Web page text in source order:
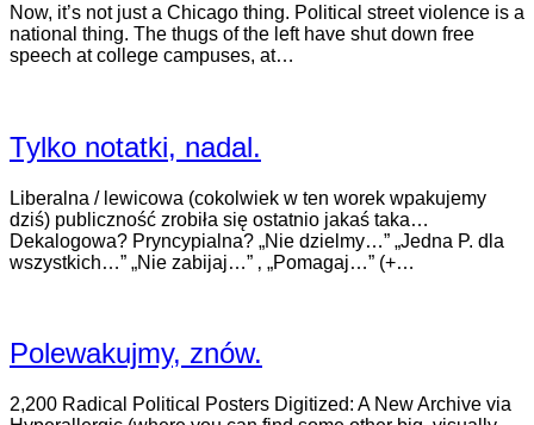
Now, it’s not just a Chicago thing. Political street violence is a
national thing. The thugs of the left have shut down free
speech at college campuses, at…
Tylko notatki, nadal.
Liberalna / lewicowa (cokolwiek w ten worek wpakujemy
dziś) publiczność zrobiła się ostatnio jakaś taka…
Dekalogowa? Pryncypialna? „Nie dzielmy…” „Jedna P. dla
wszystkich…” „Nie zabijaj…” ‚ „Pomagaj…” (+…
Polewakujmy, znów.
2,200 Radical Political Posters Digitized: A New Archive via